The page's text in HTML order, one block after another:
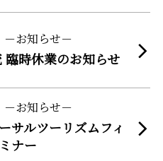
臨時休業のお知らせ
お知らせ
サルツーリズムフィ
ナー
お知らせ